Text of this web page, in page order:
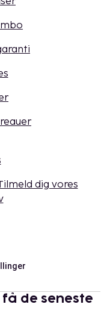
dig vores
de seneste